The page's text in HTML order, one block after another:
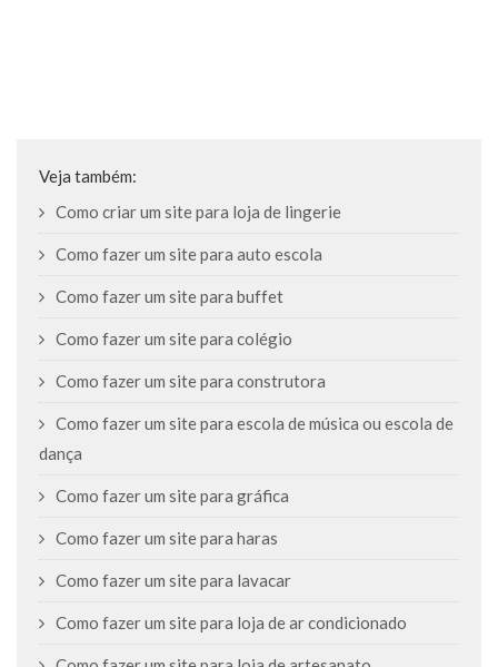
Veja também:
Como criar um site para loja de lingerie
Como fazer um site para auto escola
Como fazer um site para buffet
Como fazer um site para colégio
Como fazer um site para construtora
Como fazer um site para escola de música ou escola de
dança
Como fazer um site para gráfica
Como fazer um site para haras
Como fazer um site para lavacar
Como fazer um site para loja de ar condicionado